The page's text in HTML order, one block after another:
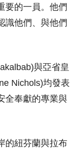
要的一員。他們
識他們、與他們
與亞省皇
Nichols)均發表
全奉獻的專業與
的紐芬蘭與拉布